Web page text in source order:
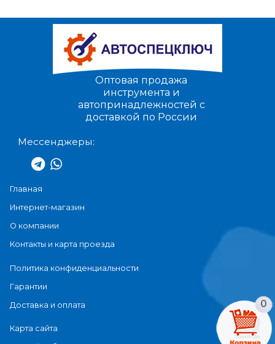
0
Оптовая продажа
инструмента и
автопринадлежностей с
доставкой по России
Мессенджеры:
Главная
Интернет-магазин
О компании
Контакты и карта проезда
Политика конфиденциальности
Гарантии
Доставка и оплата
Карта сайта